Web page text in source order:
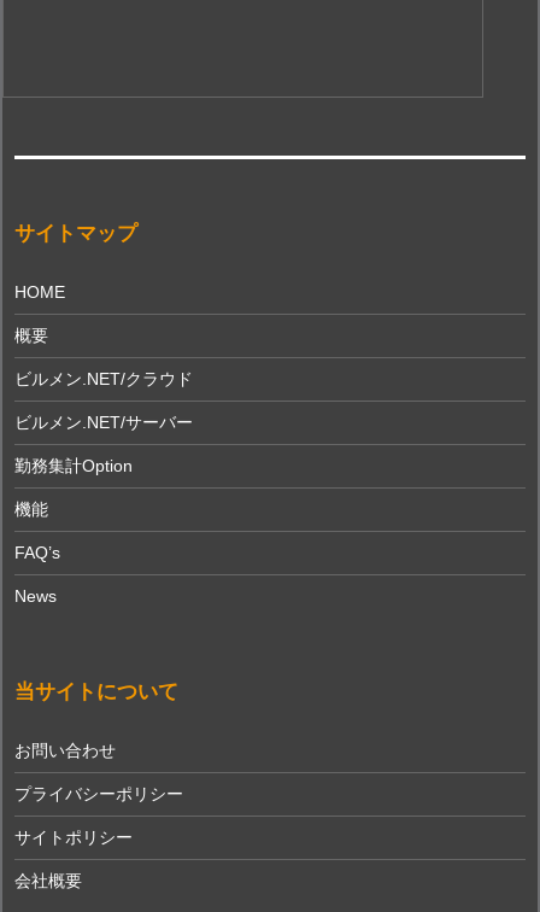
サイトマップ
HOME
概要
ビルメン.NET/クラウド
ビルメン.NET/サーバー
勤務集計Option
機能
FAQ’s
News
当サイトについて
お問い合わせ
プライバシーポリシー
サイトポリシー
会社概要